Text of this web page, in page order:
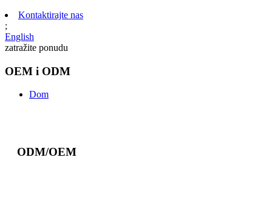
Kontaktirajte nas
;
English
zatražite ponudu
OEM i ODM
Dom
ODM/OEM